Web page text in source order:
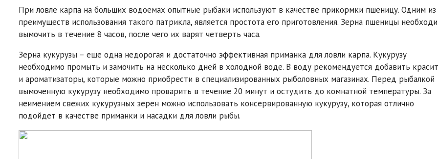
При ловле карпа на больших водоемах опытные рыбаки используют в качестве прикормки пшеницу. Одним из
преимуществ использования такого патрикла, является простота его приготовления. Зерна пшеницы
вымочить в течение 8 часов, после чего их варят четверть часа.
Зерна кукурузы – еще одна недорогая и достаточно эффективная приманка для ловли карпа. Кукурузу
необходимо промыть и замочить на несколько дней в холодной воде. В воду рекомендуется добавить
и ароматизаторы, которые можно приобрести в специализированных рыболовных магазинах. Перед рыбалкой
вымоченную кукурузу необходимо проварить в течение 20 минут и остудить до комнатной температуры. За
неимением свежих кукурузных зерен можно использовать консервированную кукурузу, которая отлично
подойдет в качестве приманки и насадки для ловли рыбы.